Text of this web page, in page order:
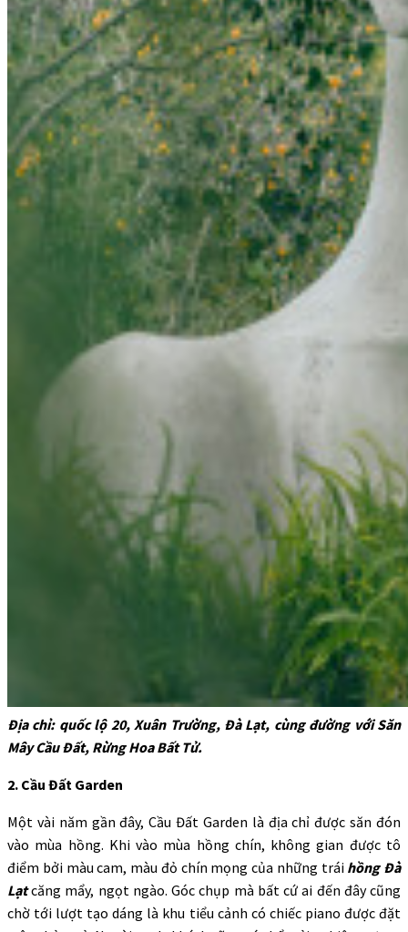
Địa chỉ: quốc lộ 20, Xuân Trường, Đà Lạt, cùng đường với Săn
Mây Cầu Đất, Rừng Hoa Bất Tử.
2. Cầu Đất Garden
Một vài năm gần đây, Cầu Đất Garden là địa chỉ được săn đón
vào mùa hồng. Khi vào mùa hồng chín, không gian được tô
điểm bởi màu cam, màu đỏ chín mọng của những trái hồng Đà
Lạtcăng mẩy, ngọt ngào. Góc chụp mà bất cứ ai đến đây cũng
chờ tới lượt tạo dáng là khu tiểu cảnh có chiếc piano được đặt